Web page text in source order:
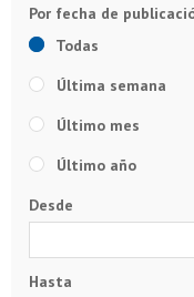
Todas
Última semana
Último mes
Último año
Desde
Hasta